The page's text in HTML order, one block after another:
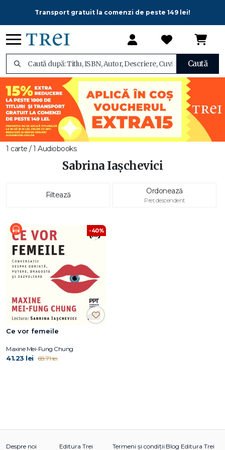
Transport gratuit la comenzi de peste 149 lei!
Caută
1 carte / 1 Audiobooks
Sabrina Iașchevici
Filtează Ordonează
Preț descendent
-40%
Ce vor femeile
Maxine Mei-Fung Chung
41.23 lei 68.71 lei
Despre noi Editura Trei Termeni și condiții Blog Editura Trei